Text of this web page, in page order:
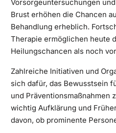
Vorsorgeuntersuchungen
Brust erhöhen die Chancen
Behandlung erheblich.
Therapie ermöglichen heute
Heilungschancen als noch
Zahlreiche Initiativen und
sich dafür, das Bewusstsein
und Präventionsmaßnahmen
wichtig Aufklärung und
davon, ob prominente